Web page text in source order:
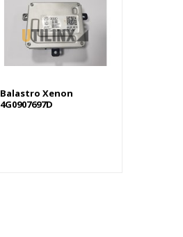
Balastro Xenon
4G0907697D